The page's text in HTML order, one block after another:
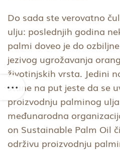
Do sada ste verovatno
ulju: poslednjih godina
palmi doveo je do
jezivog ugrožavanja
životinjskih vrsta. Jedini
stane na put jeste da se
proizvodnju palminog
međunarodna
on Sustainable Palm Oil
održivu proizvodnju